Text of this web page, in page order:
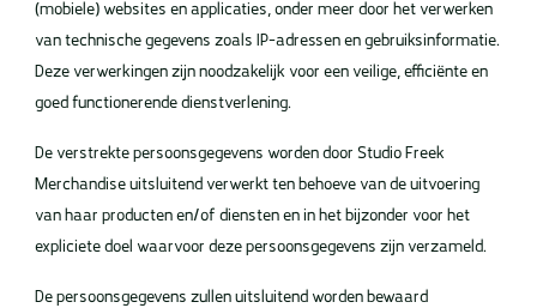
(mobiele) websites en applicaties, onder meer door het verwerken
van technische gegevens zoals IP-adressen en gebruiksinformatie.
Deze verwerkingen zijn noodzakelijk voor een veilige, efficiënte en
goed functionerende dienstverlening.
De verstrekte persoonsgegevens worden door Studio Freek
Merchandise uitsluitend verwerkt ten behoeve van de uitvoering
van haar producten en/of diensten en in het bijzonder voor het
expliciete doel waarvoor deze persoonsgegevens zijn verzameld.
De persoonsgegevens zullen uitsluitend worden bewaard